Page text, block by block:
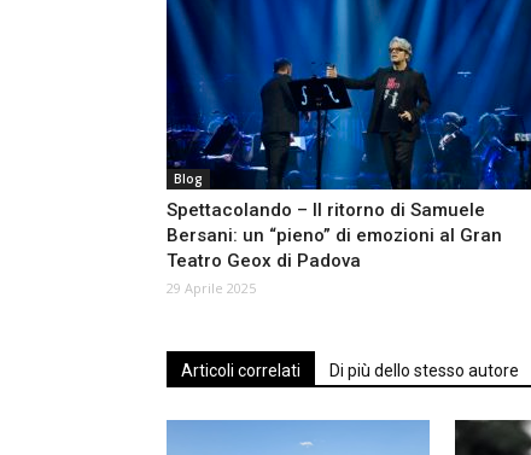
Blog
Spettacolando – Il ritorno di Samuele
Bersani: un “pieno” di emozioni al Gran
Teatro Geox di Padova
29 Aprile 2025
Articoli correlati Di più dello stesso autore